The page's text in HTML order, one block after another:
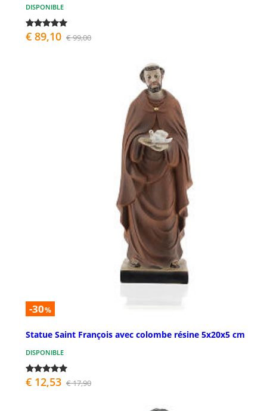
DISPONIBLE
€ 89,10 € 99,00
-30%
Statue Saint François avec colombe résine 5x20x5 cm
DISPONIBLE
€ 12,53 € 17,90